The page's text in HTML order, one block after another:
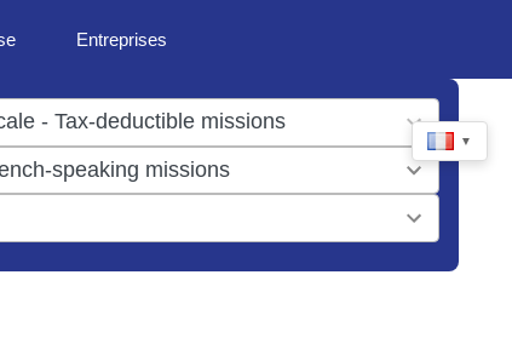
Entreprises
▼